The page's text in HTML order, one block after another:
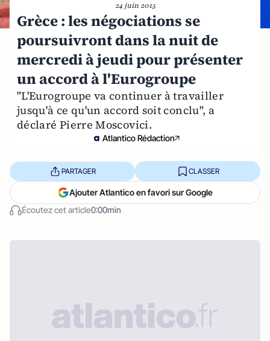
24 juin 2015
Grèce : les négociations se
poursuivront dans la nuit de
mercredi à jeudi pour présenter
un accord à l'Eurogroupe
"L'Eurogroupe va continuer à travailler
jusqu'à ce qu'un accord soit conclu", a
déclaré Pierre Moscovici.
Atlantico Rédaction
Écoutez cet article0:00min
PARTAGER CLASSER
Ajouter Atlantico en favori sur Google